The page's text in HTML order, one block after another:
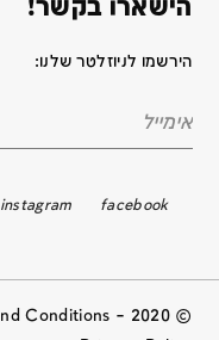
הישארו בקשר!
הירשמו לניוזלטר שלנו:
facebook
instagram
© 2020 All Rights Reserved. Terms and Conditions –